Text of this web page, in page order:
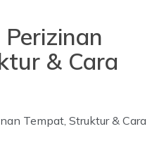
& Cara
Tempat, Struktur & Cara